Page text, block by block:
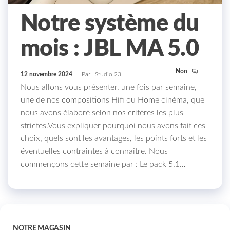
Notre système du
mois : JBL MA 5.0
12 novembre 2024 Par Studio 23 Non
Nous allons vous présenter, une fois par semaine,
une de nos compositions Hifi ou Home cinéma, que
nous avons élaboré selon nos critères les plus
strictes.Vous expliquer pourquoi nous avons fait ces
choix, quels sont les avantages, les points forts et les
éventuelles contraintes à connaître. Nous
commençons cette semaine par : Le pack 5.1…
NOTRE MAGASIN